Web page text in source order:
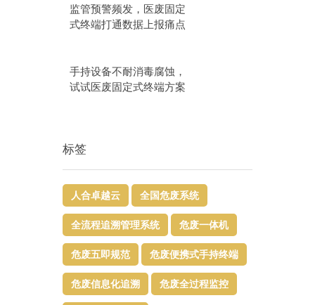
监管预警频发，医废固定
式终端打通数据上报痛点
手持设备不耐消毒腐蚀，
试试医废固定式终端方案
标签
人合卓越云 全国危废系统
全流程追溯管理系统 危废一体机
危废五即规范 危废便携式手持终端
危废信息化追溯 危废全过程监控